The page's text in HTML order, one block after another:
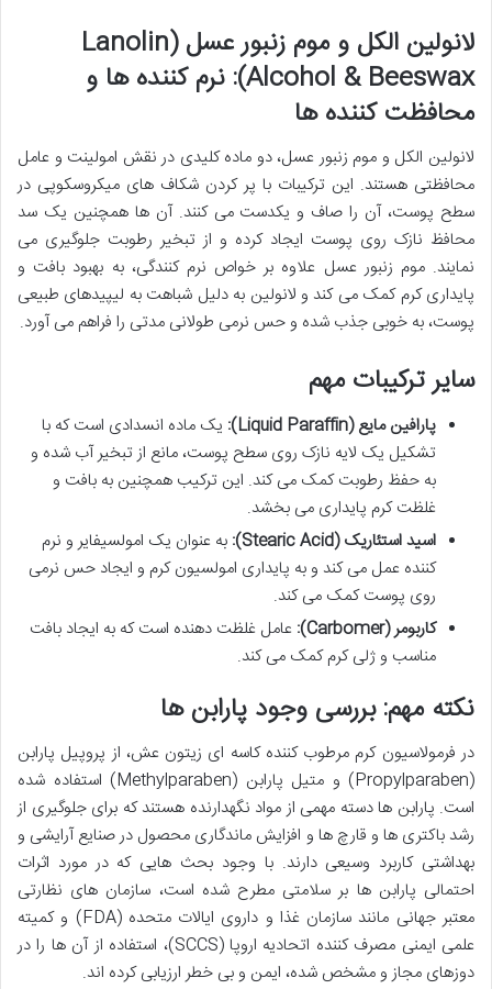
لانولین الکل و موم زنبور عسل (Lanolin
Alcohol & Beeswax): نرم کننده ها و
محافظت کننده ها
لانولین الکل و موم زنبور عسل، دو ماده کلیدی در نقش امولینت و عامل
محافظتی هستند. این ترکیبات با پر کردن شکاف های میکروسکوپی در
سطح پوست، آن را صاف و یکدست می کنند. آن ها همچنین یک سد
محافظ نازک روی پوست ایجاد کرده و از تبخیر رطوبت جلوگیری می
نمایند. موم زنبور عسل علاوه بر خواص نرم کنندگی، به بهبود بافت و
پایداری کرم کمک می کند و لانولین به دلیل شباهت به لیپیدهای طبیعی
پوست، به خوبی جذب شده و حس نرمی طولانی مدتی را فراهم می آورد.
سایر ترکیبات مهم
پارافین مایع (Liquid Paraffin):
یک ماده انسدادی است که با
تشکیل یک لایه نازک روی سطح پوست، مانع از تبخیر آب شده و
به حفظ رطوبت کمک می کند. این ترکیب همچنین به بافت و
غلظت کرم پایداری می بخشد.
اسید استئاریک (Stearic Acid):
به عنوان یک امولسیفایر و نرم
کننده عمل می کند و به پایداری امولسیون کرم و ایجاد حس نرمی
روی پوست کمک می کند.
کاربومر (Carbomer):
عامل غلظت دهنده است که به ایجاد بافت
مناسب و ژلی کرم کمک می کند.
نکته مهم: بررسی وجود پارابن ها
در فرمولاسیون کرم مرطوب کننده کاسه ای زیتون عش، از پروپیل پارابن
(Propylparaben) و متیل پارابن (Methylparaben) استفاده شده
است. پارابن ها دسته مهمی از مواد نگهدارنده هستند که برای جلوگیری از
رشد باکتری ها و قارچ ها و افزایش ماندگاری محصول در صنایع آرایشی و
بهداشتی کاربرد وسیعی دارند. با وجود بحث هایی که در مورد اثرات
احتمالی پارابن ها بر سلامتی مطرح شده است، سازمان های نظارتی
معتبر جهانی مانند سازمان غذا و داروی ایالات متحده (FDA) و کمیته
علمی ایمنی مصرف کننده اتحادیه اروپا (SCCS)، استفاده از آن ها را در
دوزهای مجاز و مشخص شده، ایمن و بی خطر ارزیابی کرده اند.